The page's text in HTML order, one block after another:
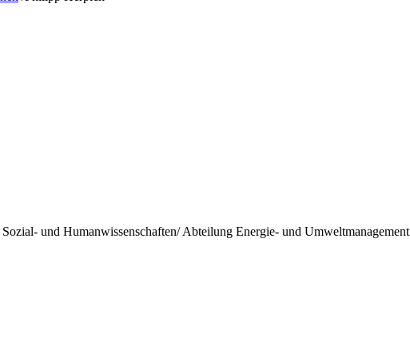
und Humanwissenschaften/ Abteilung Energie- und Umweltmanagement